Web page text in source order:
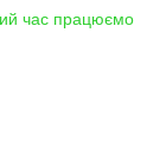
час працюємо